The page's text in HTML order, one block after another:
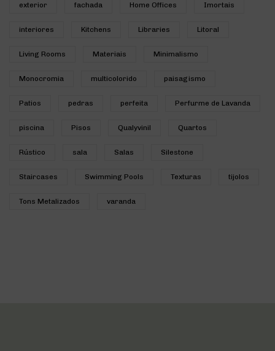
exterior fachada Home Offices Imortais
interiores Kitchens Libraries Litoral
Living Rooms Materiais Minimalismo
Monocromia multicolorido paisagismo
Patios pedras perfeita Perfurme de Lavanda
piscina Pisos Qualyvinil Quartos
Rústico sala Salas Silestone
Staircases Swimming Pools Texturas tijolos
Tons Metalizados varanda